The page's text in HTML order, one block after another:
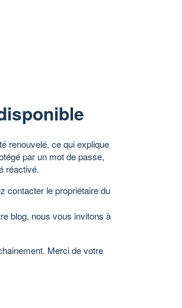
renouvelé, ce qui explique
par un mot de passe,
réactivé.
contacter le propriétaire du
blog, nous vous invitons à
Merci de votre